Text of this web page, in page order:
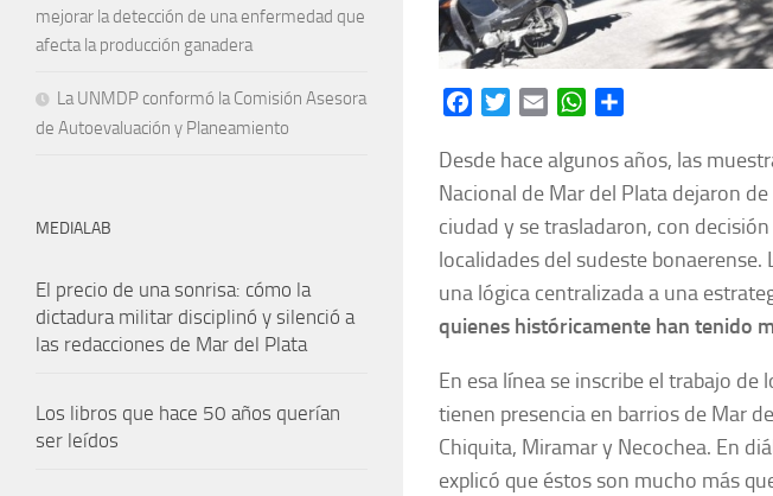
FacebookTwitterEmail WhatsApp
Desde hace algunos años, las
Nacional de Mar del Plata dejaron
ciudad y se trasladaron, con
localidades del sudeste
una lógica centralizada a una
quienes históricamente han tenido
En esa línea se inscribe el trabajo de
tienen presencia en barrios de Mar
Chiquita, Miramar y Necochea. En
explicó que éstos son mucho más
mejorar la detección de una enfermedad que
afecta la producción ganadera
La UNMDP conformó la Comisión Asesora
de Autoevaluación y Planeamiento
MEDIALAB
El precio de una sonrisa: cómo la
dictadura militar disciplinó y silenció a
las redacciones de Mar del Plata
Los libros que hace 50 años querían
ser leídos